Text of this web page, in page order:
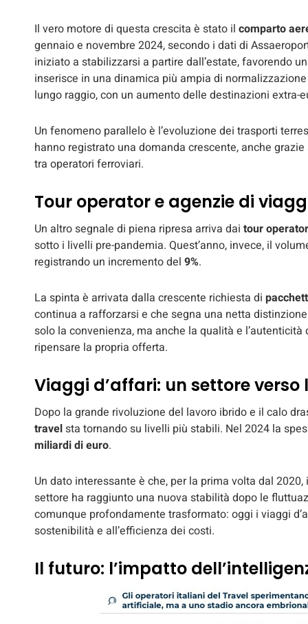
Il vero motore di questa crescita è stato il comparto
gennaio e novembre 2024, secondo i dati di
iniziato a stabilizzarsi a partire dall’estate, favorendo
inserisce in una dinamica più ampia di
lungo raggio, con un aumento delle destinazioni
Un fenomeno parallelo è l’evoluzione dei trasporti
hanno registrato una domanda crescente, anche
tra operatori ferroviari.
Tour operator e agenzie di
Un altro segnale di piena ripresa arriva dai tour operator
sotto i livelli pre-pandemia. Quest’anno, invece, il
registrando un incremento del 9%.
La spinta è arrivata dalla crescente richiesta di
continua a rafforzarsi e che segna una netta
solo la convenienza, ma anche la qualità e
ripensare la propria offerta.
Viaggi d’affari: un settore
Dopo la grande rivoluzione del lavoro ibrido e il calo
travelsta tornando su livelli più stabili. Nel 2024 la
miliardi di euro.
Un dato interessante è che, per la prima volta dal
settore ha raggiunto una nuova stabilità dopo le
comunque profondamente trasformato: oggi i viaggi
sostenibilità e all’efficienza dei costi.
Il futuro: l’impatto